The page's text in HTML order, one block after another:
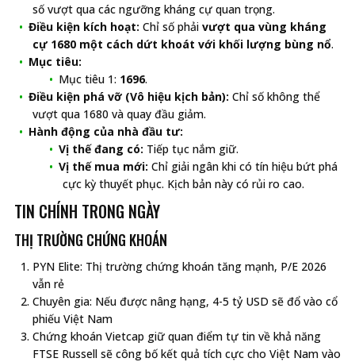
số vượt qua các ngưỡng kháng cự quan trọng.
Điều kiện kích hoạt: Chỉ số phải vượt qua vùng kháng
cự 1680 một cách dứt khoát với khối lượng bùng nổ.
Mục tiêu:
Mục tiêu 1: 1696.
Điều kiện phá vỡ (Vô hiệu kịch bản): Chỉ số không thể
vượt qua 1680 và quay đầu giảm.
Hành động của nhà đầu tư:
Vị thế đang có: Tiếp tục nắm giữ.
Vị thế mua mới: Chỉ giải ngân khi có tín hiệu bứt phá
cực kỳ thuyết phục. Kịch bản này có rủi ro cao.
TIN CHÍNH TRONG NGÀY
THỊ TRƯỜNG CHỨNG KHOÁN
PYN Elite: Thị trường chứng khoán tăng mạnh, P/E 2026
vẫn rẻ
Chuyên gia: Nếu được nâng hạng, 4-5 tỷ USD sẽ đổ vào cổ
phiếu Việt Nam
Chứng khoán Vietcap giữ quan điểm tự tin về khả năng
FTSE Russell sẽ công bố kết quả tích cực cho Việt Nam vào